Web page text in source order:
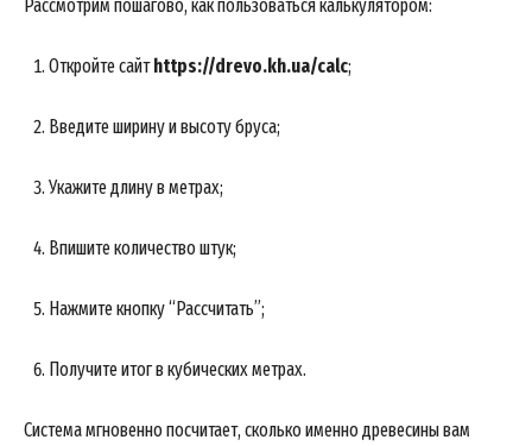
Рассмотрим пошагово, как пользоваться калькулятором:
Откройте сайтhttps://drevo.kh.ua/calc;
Введите ширину и высоту бруса;
Укажите длину в метрах;
Впишите количество штук;
Нажмите кнопку “Рассчитать”;
Получите итог в кубических метрах.
Система мгновенно посчитает, сколько именно древесины вам